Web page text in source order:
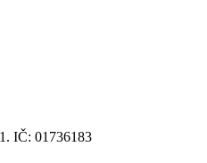
IČ: 01736183